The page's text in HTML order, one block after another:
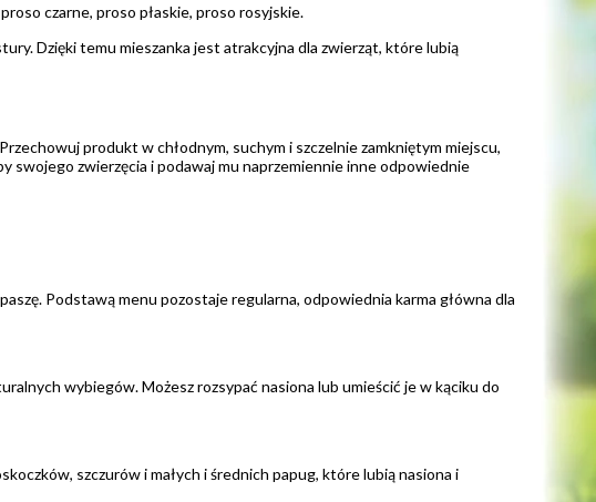
czarne, proso płaskie, proso rosyjskie.
Dzięki temu mieszanka jest atrakcyjna dla zwierząt, które lubią
produkt w chłodnym, suchym i szczelnie zamkniętym miejscu,
swojego zwierzęcia i podawaj mu naprzemiennie inne odpowiednie
Podstawą menu pozostaje regularna, odpowiednia karma główna dla
wybiegów. Możesz rozsypać nasiona lub umieścić je w kąciku do
szczurów i małych i średnich papug, które lubią nasiona i